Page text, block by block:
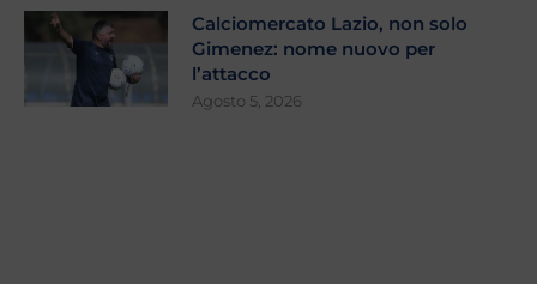
Calciomercato Lazio, non solo
Gimenez: nome nuovo per
l’attacco
Agosto 5, 2026